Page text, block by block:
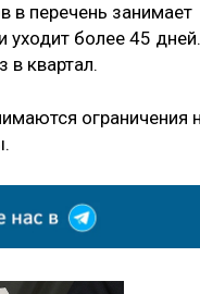
в перечень занимает
уходит более 45 дней.
в квартал.
ограничения